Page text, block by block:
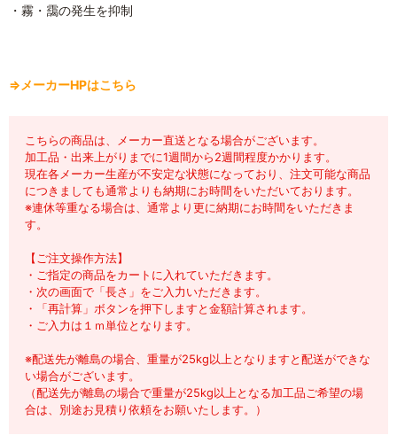
・霧・靄の発生を抑制
⇒メーカーHPはこちら
こちらの商品は、メーカー直送となる場合がございます。
加工品・出来上がりまでに1週間から2週間程度かかります。
現在各メーカー生産が不安定な状態になっており、注文可能な商品
につきましても通常よりも納期にお時間をいただいております。
※連休等重なる場合は、通常より更に納期にお時間をいただきま
す。
【ご注文操作方法】
・ご指定の商品をカートに入れていただきます。
・次の画面で「長さ」をご入力いただきます。
・「再計算」ボタンを押下しますと金額計算されます。
・ご入力は１ｍ単位となります。
※配送先が離島の場合、重量が25kg以上となりますと配送ができな
い場合がございます。
（配送先が離島の場合で重量が25kg以上となる加工品ご希望の場
合は、別途お見積り依頼をお願いたします。）